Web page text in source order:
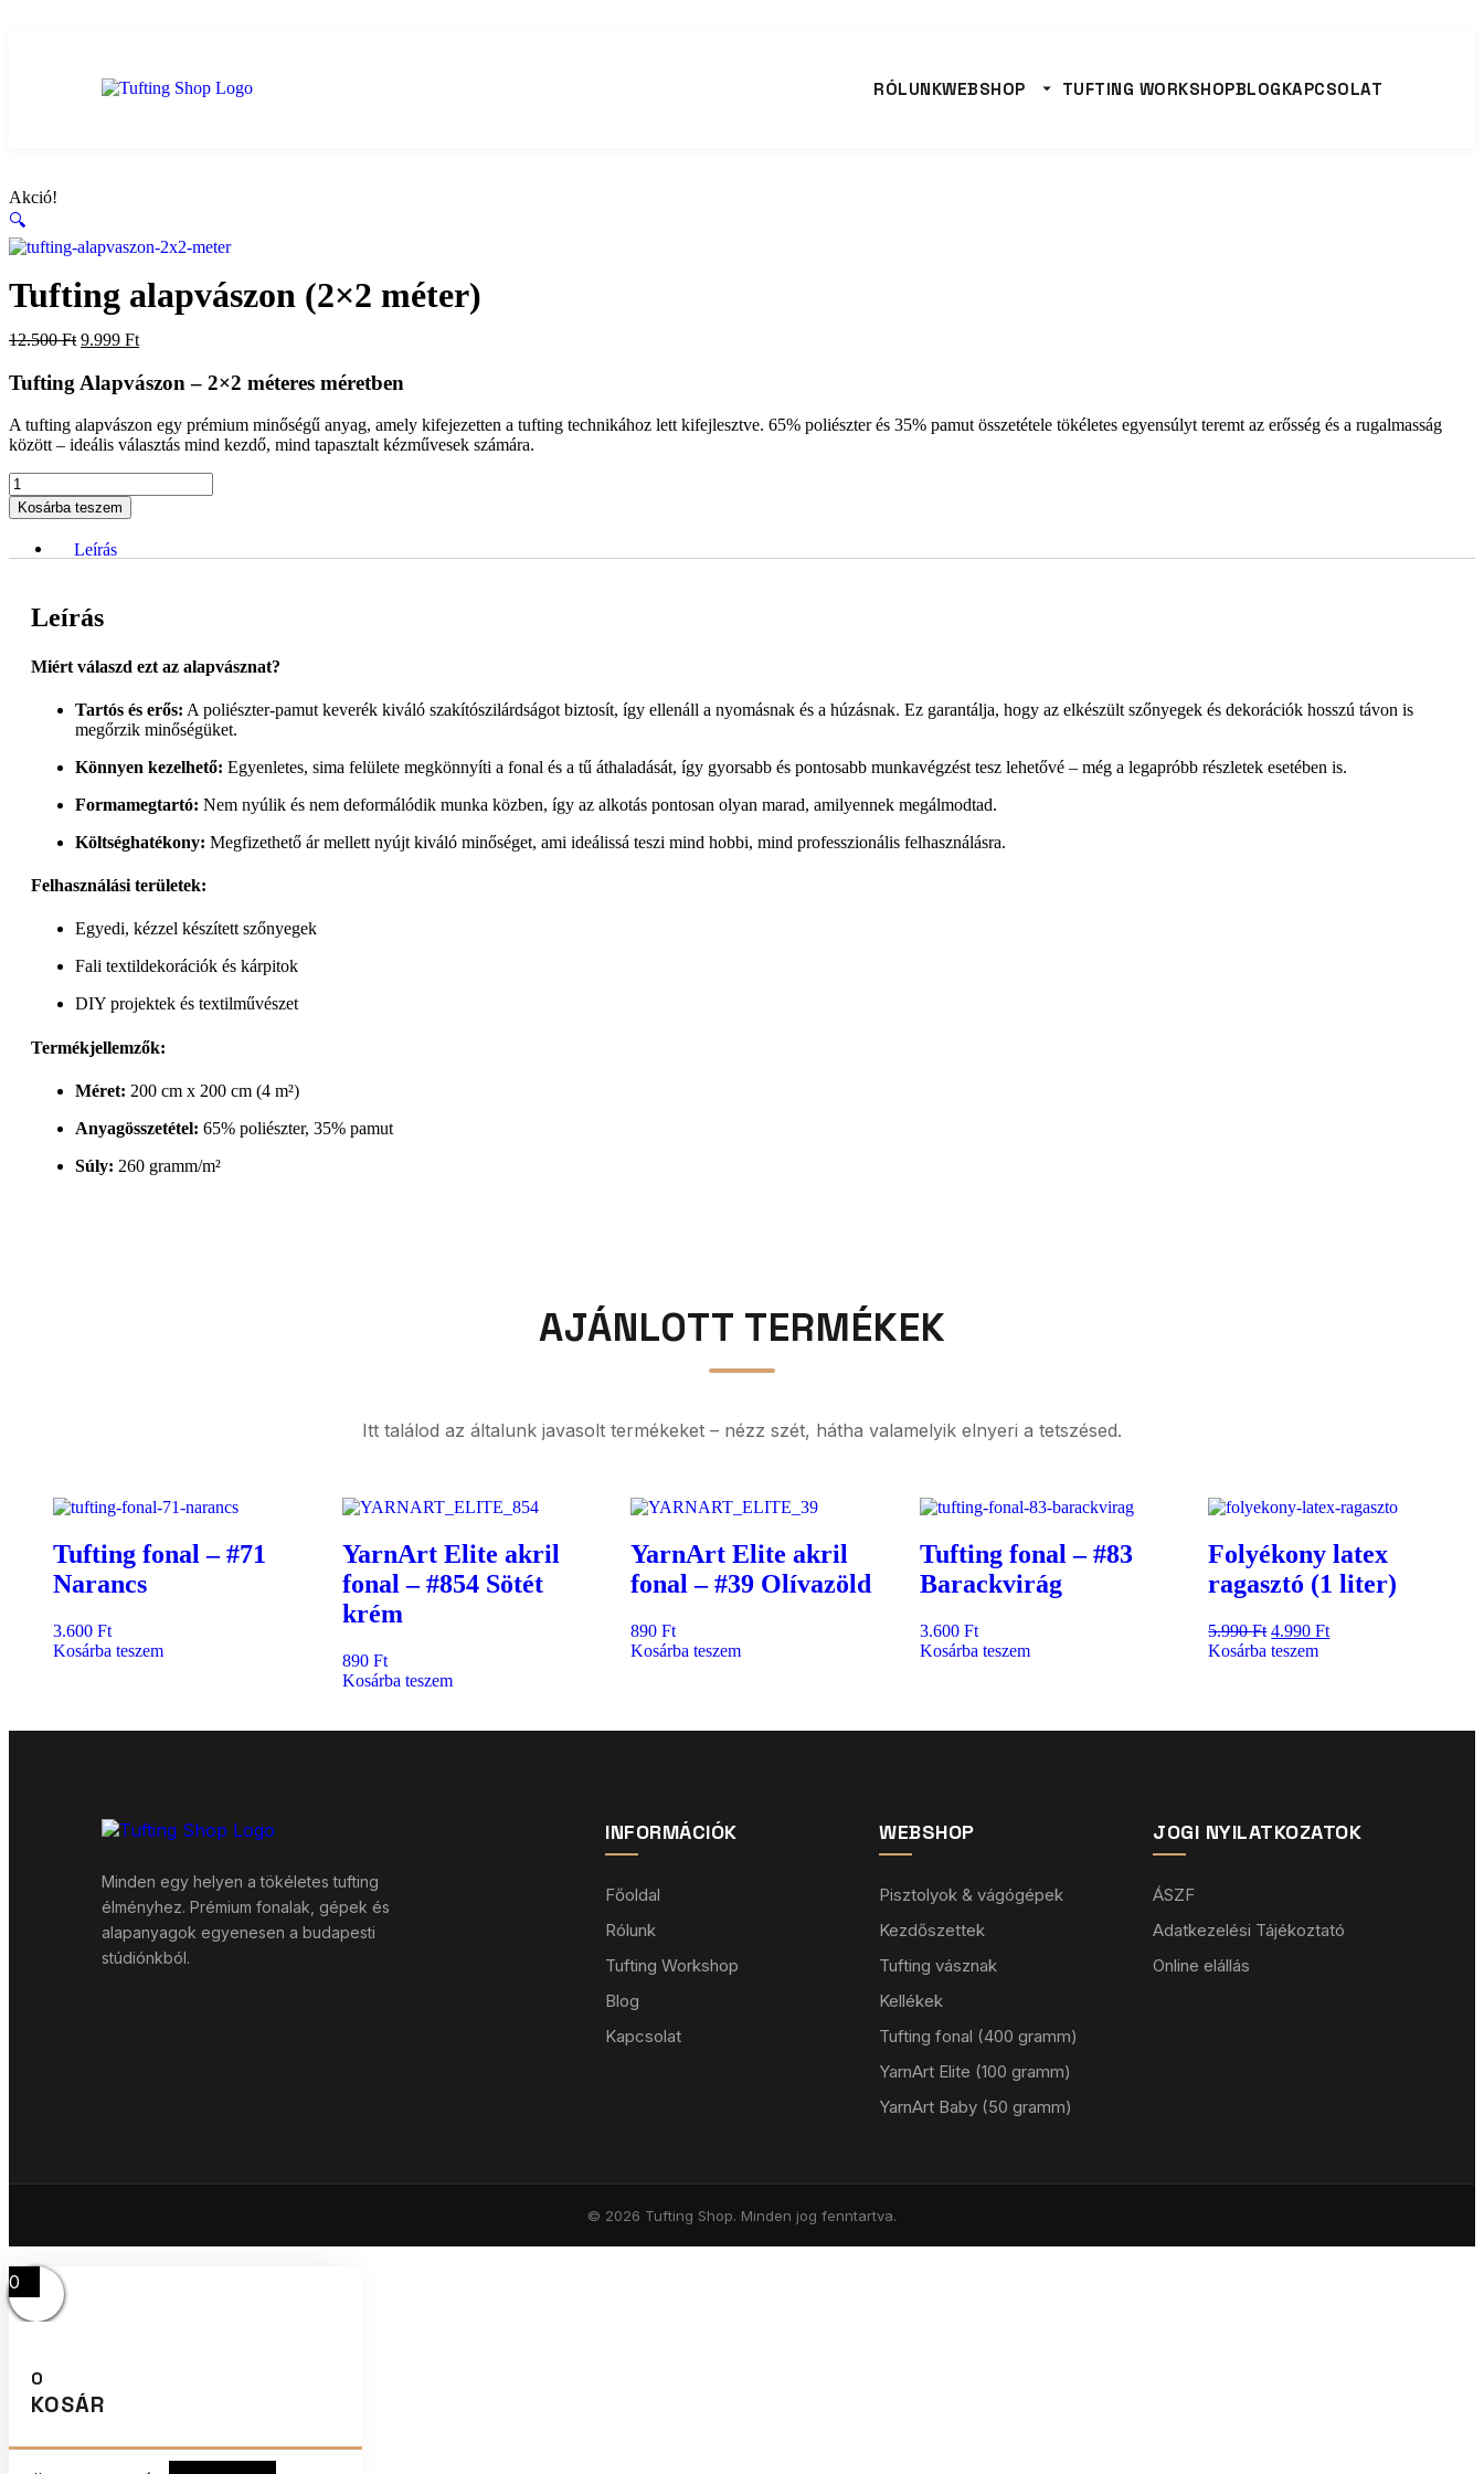
RÓLUNKWEBSHOP TUFTING WORKSHOPBLOGKAPCSOLAT
Akció!
🔍
Tufting alapvászon (2×2 méter)
12.500Ft 9.999 Ft
Tufting Alapvászon – 2×2 méteres méretben
A tufting alapvászon egy prémium minőségű anyag, amely kifejezetten a tufting technikához lett kifejlesztve. 65% poliészter és 35% pamut összetétele tökéletes egyensúlyt teremt az erősség és a rugalmasság
között – ideális választás mind kezdő, mind tapasztalt kézművesek számára.
Kosárba teszem
Leírás
Leírás
Miért válaszd ezt az alapvásznat?
Tartós és erős: A poliészter-pamut keverék kiváló szakítószilárdságot biztosít, így ellenáll a nyomásnak és a húzásnak. Ez garantálja, hogy az elkészült szőnyegek és dekorációk hosszú távon is
megőrzik minőségüket.
Könnyen kezelhető: Egyenletes, sima felülete megkönnyíti a fonal és a tű áthaladását, így gyorsabb és pontosabb munkavégzést tesz lehetővé – még a legapróbb részletek esetében is.
Formamegtartó: Nem nyúlik és nem deformálódik munka közben, így az alkotás pontosan olyan marad, amilyennek megálmodtad.
Költséghatékony: Megfizethető ár mellett nyújt kiváló minőséget, ami ideálissá teszi mind hobbi, mind professzionális felhasználásra.
Felhasználási területek:
Egyedi, kézzel készített szőnyegek
Fali textildekorációk és kárpitok
DIY projektek és textilművészet
Termékjellemzők:
Méret: 200 cm x 200 cm (4 m²)
Anyagösszetétel: 65% poliészter, 35% pamut
Súly: 260 gramm/m²
AJÁNLOTT TERMÉKEK
Itt találod az általunk javasolt termékeket – nézz szét, hátha valamelyik elnyeri a tetszésed.
Tufting fonal – #71
Narancs
3.600 Ft
Kosárba teszem
YarnArt Elite akril
fonal – #854 Sötét
krém
890 Ft
Kosárba teszem
YarnArt Elite akril
fonal – #39 Olívazöld
890Ft
Kosárba teszem
Tufting fonal – #83
Barackvirág
3.600 Ft
Kosárba teszem
Folyékony latex
ragasztó (1 liter)
5.990Ft 4.990Ft
Kosárba teszem
Minden egy helyen a tökéletes tufting
élményhez. Prémium fonalak, gépek és
alapanyagok egyenesen a budapesti
stúdiónkból.
INFORMÁCIÓK
Főoldal
Rólunk
Tufting Workshop
Blog
Kapcsolat
WEBSHOP
Pisztolyok & vágógépek
Kezdőszettek
Tufting vásznak
Kellékek
Tufting fonal (400 gramm)
YarnArt Elite (100 gramm)
YarnArt Baby (50 gramm)
JOGI NYILATKOZATOK
ÁSZF
Adatkezelési Tájékoztató
Online elállás
© 2026 Tufting Shop. Minden jog fenntartva.
0
0
KOSÁR